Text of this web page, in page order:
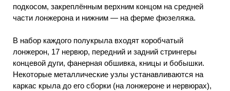
подкосом, закреплённым верхним концом на средней
части лонжерона и нижним — на ферме фюзеляжа.
В набор каждого полукрыла входят коробчатый
лонжерон, 17 нервюр, передний и задний стрингеры
концевой дуги, фанерная обшивка, кницы и бобышки.
Некоторые металлические узлы устанавливаются на
каркас крыла до его сборки (на лонжероне и нервюрах),